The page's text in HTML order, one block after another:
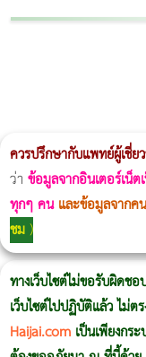
ควรปรึกษากับแพทย์ผู้เชี่ย
ว่า ข้อมูลจากอินเตอร์เน็
ทุกๆ คน และข้อมูลจากค
ชม)
ทางเว็บไซต์ไม่ขอรับผิด
เว็บไซต์ไปปฏิบัติแล้ว ไม่ต
Haijai.com เป็นเพียงกร